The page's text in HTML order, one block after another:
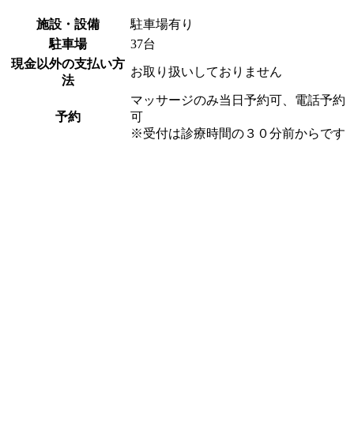
施設・設備
駐車場有り
駐車場
37台
現金以外の支払い方
法
お取り扱いしておりません
予約
マッサージのみ当日予約可、電話予約
可
※受付は診療時間の３０分前からです